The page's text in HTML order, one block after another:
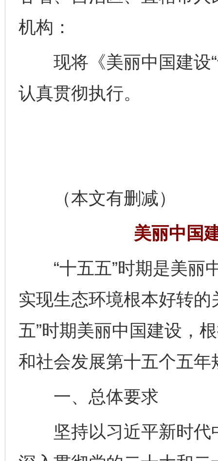
机构：
现将《美丽中国建设“
认真贯彻执行。
（本文有删减）
美丽中国
“十五五”时期是美丽
实现生态环境根本好转
五”时期美丽中国建设，
和社会发展第十五个五
一、总体要求
坚持以习近平新时代